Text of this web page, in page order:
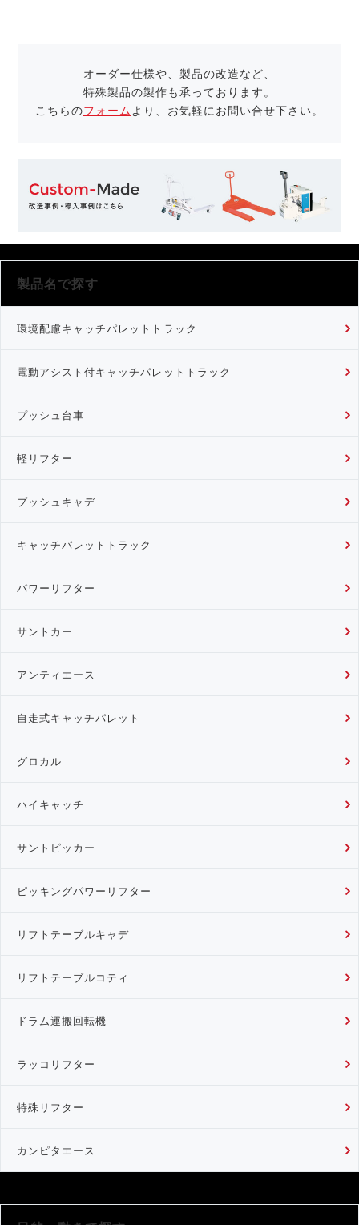
オーダー仕様や、製品の改造など、
特殊製品の製作も承っております。
こちらのフォーム より、お気軽にお問い合せ下さい。
製品名で探す
環境配慮キャッチパレットトラック
電動アシスト付キャッチパレットトラック
プッシュ台車
軽リフター
プッシュキャデ
キャッチパレットトラック
パワーリフター
サントカー
アンティエース
自走式キャッチパレット
グロカル
ハイキャッチ
サントピッカー
ピッキングパワーリフター
リフトテーブルキャデ
リフトテーブルコティ
ドラム運搬回転機
ラッコリフター
特殊リフター
カンピタエース